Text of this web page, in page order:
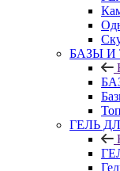
БАЗЫ
ГЕЛЬ